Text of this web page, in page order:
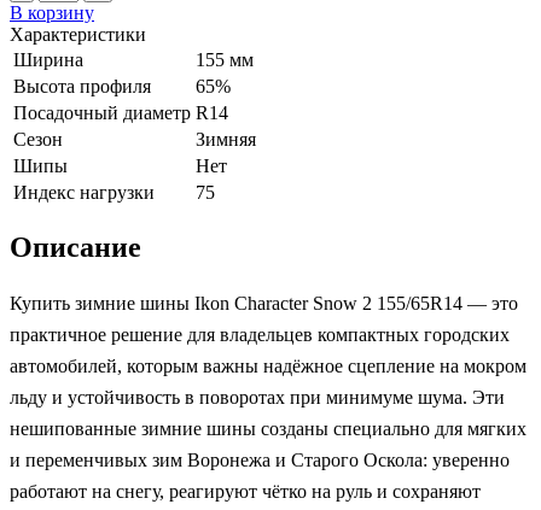
В корзину
Характеристики
Ширина
155 мм
Высота профиля
65%
Посадочный диаметр R14
Сезон
Зимняя
Шипы
Нет
Индекс нагрузки
75
Описание
Купить зимние шины Ikon Character Snow 2 155/65R14 — это
практичное решение для владельцев компактных городских
автомобилей, которым важны надёжное сцепление на мокром
льду и устойчивость в поворотах при минимуме шума. Эти
нешипованные зимние шины созданы специально для мягких
и переменчивых зим Воронежа и Старого Оскола: уверенно
работают на снегу, реагируют чётко на руль и сохраняют